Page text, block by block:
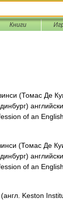
Книги
(Томас Де
of an
(Томас Де
of an
Keston